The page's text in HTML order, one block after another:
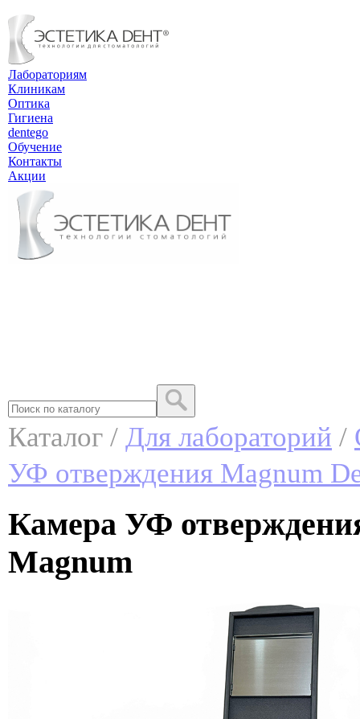
Лабораториям
Клиникам
Оптика
Гигиена
dentego
Обучение
Контакты
Акции
Каталог / Для лабораторий /
УФ отверждения Magnum
Камера УФ
Magnum